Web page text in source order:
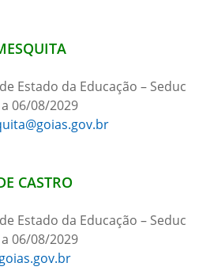
Estado da Educação – Seduc
06/08/2029
CASTRO
Estado da Educação – Seduc
06/08/2029